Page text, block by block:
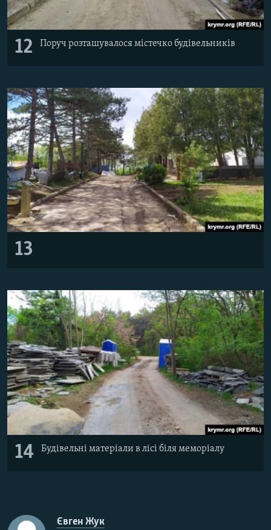
12 Поруч розташувалося містечко будівельників
13
14 Будівельні матеріали в лісі біля меморіалу
Євген Жук